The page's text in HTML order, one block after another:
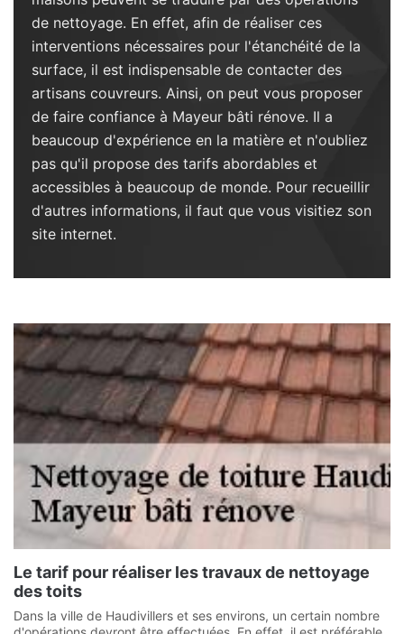
de nettoyage. En effet, afin de réaliser ces
interventions nécessaires pour l'étanchéité de la
surface, il est indispensable de contacter des
artisans couvreurs. Ainsi, on peut vous proposer
de faire confiance à Mayeur bâti rénove. Il a
beaucoup d'expérience en la matière et n'oubliez
pas qu'il propose des tarifs abordables et
accessibles à beaucoup de monde. Pour recueillir
d'autres informations, il faut que vous visitiez son
site internet.
Le tarif pour réaliser les travaux de nettoyage
des toits
Dans la ville de Haudivillers et ses environs, un certain nombre